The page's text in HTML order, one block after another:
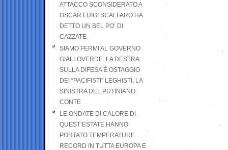
ATTACCO SCONSIDERATO A
OSCAR LUIGI SCALFARO HA
DETTO UN BEL PO’ DI
CAZZATE
SIAMO FERMI AL GOVERNO
GIALLOVERDE: LA DESTRA
SULLA DIFESA È OSTAGGIO
DEI “PACIFISTI” LEGHISTI, LA
SINISTRA DEL PUTINIANO
CONTE
LE ONDATE DI CALORE DI
QUEST’ESTATE HANNO
PORTATO TEMPERATURE
RECORD IN TUTTA EUROPA E